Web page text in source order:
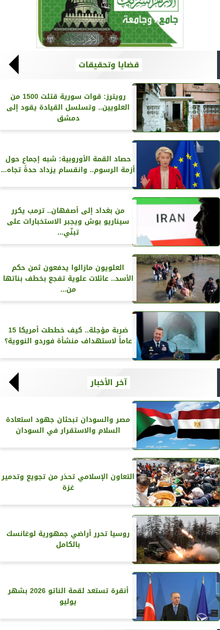
قضايا وتحقيقات
رويترز‏: قوات سورية قتلت 1500 من
العلويين.. وتسلسل القيادة يقود إلى
دمشق
حصاد القمة الأوروبية: شبه إجماع حول
أزمة الرسوم.. وانقسام يزداد حدةً تجاه...
من بغداد إلى أصفهان.. ترمب يكرر
سيناريو بوش ويجبر الاستخبارات على
تبنّي...
العلويون مازالوا يدفعون ثمن حكم
الأسد.. عائلات علوية تفجع بخطف بناتها
من...
ضربة مؤجلة.. كيف خططت أمريكا 15
عاماً لاستهداف منشأة فوردو النووية؟
آخر الأخبار
مصر والسودان تبحثان جهود استعادة
السلام والاستقرار في السودان
التعاون الإسلامي تحذر من تجويع وتدمير
غزة
روسيا تحرر أراضي جمهورية لوغانسك
بالكامل
أنقرة تستعد لقمة الناتو 2026 بشهر
يوليو